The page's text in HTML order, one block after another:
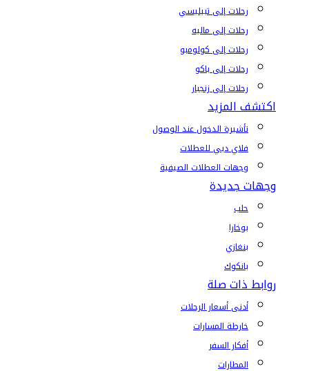
رحلات إلى تبيليسي
رحلات إلى ماليه
رحلات إلى كولومبو
رحلات إلى باكو
رحلات إلى زنجبار
اكتشف المزيد
تأشيرة الدخول عند الوصول
فلاي دبي للعطلات
وجهات العطلات الصيفية
وجهات جديدة
حلب
بوخارا
بنغازي
بانكوك
روابط ذات صلة
أدنى أسعار الرحلات
خارطة المسارات
أفكار السفر
المطارات